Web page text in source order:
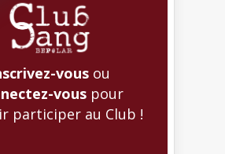
vous ou
vous pour
participer au Club !